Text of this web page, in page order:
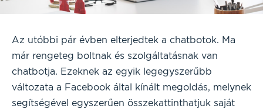
Az utóbbi pár évben elterjedtek a chatbotok. Ma
már rengeteg boltnak és szolgáltatásnak van
chatbotja. Ezeknek az egyik legegyszerűbb
változata a Facebook által kínált megoldás, melynek
segítségével egyszerűen összekattinthatjuk saját